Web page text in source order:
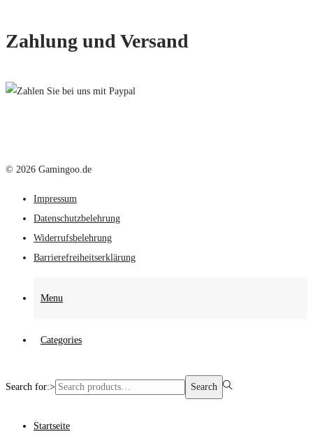
Zahlung und Versand
© 2026 Gamingoo.de
Impressum
Datenschutzbelehrung
Widerrufsbelehrung
Barrierefreiheitserklärung
Menu
Categories
Search for:> Search
Startseite